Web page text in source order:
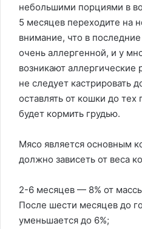
небольшими порциями в
5 месяцев переходите на
внимание, что в
очень аллергенной, и у
возникают аллергические
не следует кастрировать
оставлять от кошки до
будет кормить грудью.
Мясо является основным
должно зависеть от веса
2-6 месяцев — 8% от
После шести месяцев до
уменьшается до 6%;